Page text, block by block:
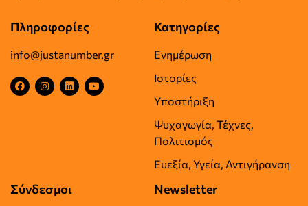
Πληροφορίες
info@justanumber.gr
Κατηγορίες
Ενημέρωση
Ιστορίες
Υποστήριξη
Ψυχαγωγία, Τέχνες,
Πολιτισμός
Ευεξία, Υγεία, Αντιγήρανση
Σύνδεσμοι Newsletter